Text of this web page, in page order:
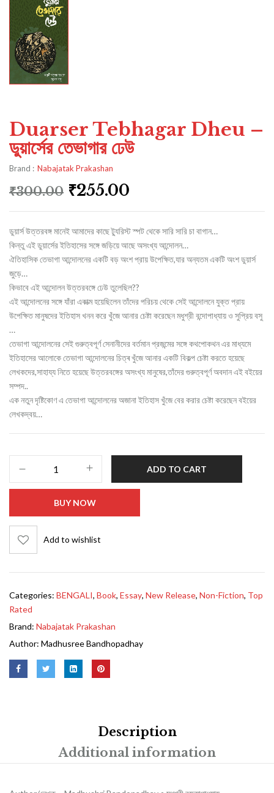
Duarser Tebhagar Dheu –
ডুয়ার্সের তেভাগার ঢেউ
Brand : Nabajatak Prakashan
₹300.00 ₹255.00
ডুয়ার্স উত্তরবঙ্গ মানেই আমাদের কাছে ট্যুরিস্ট স্পট থেকে সারি সারি চা বাগান…
কিন্তু এই ডুয়ার্সের ইতিহাসের সঙ্গে জড়িয়ে আছে অসংখ্য আন্দোলন…
ঐতিহাসিক তেভাগা আন্দোলনের একটি বড় অংশ প্রায় উপেক্ষিত,যার অন্যতম একটি অংশ ডুয়ার্স
জুড়ে…
কিভাবে এই আন্দোলন উত্তরবঙ্গে ঢেউ তুলেছিল??
এই আন্দোলনের সঙ্গে যাঁরা একাত্ম হয়েছিলেন তাঁদের পরিচয় থেকে সেই আন্দোলনে যুক্ত প্রায়
উপেক্ষিত মানুষদের ইতিহাস খনন করে খুঁজে আনার চেষ্টা করেছেন মধুশ্রী বন্দোপাধ্যায় ও সুপ্রিয় বসু
…
তেভাগা আন্দোলনের সেই গুরুত্বপূর্ণ সেনানীদের বর্তমান প্রজন্মের সঙ্গে কথপোকথন এর মাধ্যমে
ইতিহাসের আলোকে তেভাগা আন্দোলনের চিত্ৰ খুঁজে আনার একটি বিকল্প চেষ্টা করতে হয়েছে
লেখকদের,সাহায্য নিতে হয়েছে উত্তরবঙ্গের অসংখ্য মানুষের,তাঁদের গুরুত্বপূর্ণ অবদান এই বইয়ের
সম্পদ..
এক নতুন দৃষ্টিকোণ এ তেভাগা আন্দোলনের অজানা ইতিহাস খুঁজে বের করার চেষ্টা করেছেন বইয়ের
লেখকদ্বয়…
ADD TO CART
BUY NOW
Add to wishlist
Categories: BENGALI, Book, Essay, New Release, Non-Fiction, Top
Rated
Brand: Nabajatak Prakashan
Author: Madhusree Bandhopadhay
Description
Additional information